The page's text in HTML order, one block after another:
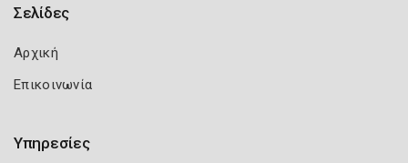
Σελίδες
Αρχική
Επικοινωνία
Υπηρεσίες